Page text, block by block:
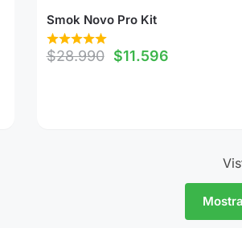
Smok Novo Pro Kit
$28.990 $11.596